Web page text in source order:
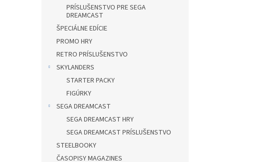
PRÍSLUŠENSTVO PRE SEGA
DREAMCAST
ŠPECIÁLNE EDÍCIE
PROMO HRY
RETRO PRÍSLUŠENSTVO
SKYLANDERS
STARTER PACKY
FIGÚRKY
SEGA DREAMCAST
SEGA DREAMCAST HRY
SEGA DREAMCAST PRÍSLUŠENSTVO
STEELBOOKY
ČASOPISY MAGAZINES